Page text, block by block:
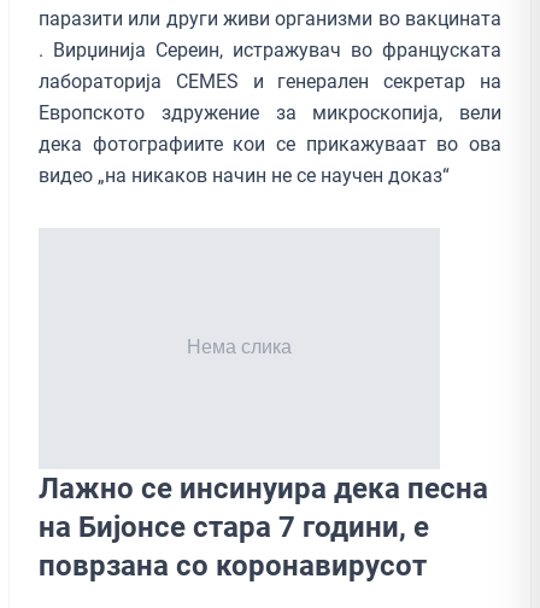
паразити или други живи организми во вакцината
. Вирџинија Сереин, истражувач во француската
лабораторија CEMES и генерален секретар на
Европското здружение за микроскопија, вели
дека фотографиите кои се прикажуваат во ова
видео „на никаков начин не се научен доказ“
Лажно се инсинуира дека песна
на Бијонсе стара 7 години, е
поврзана со коронавирусот